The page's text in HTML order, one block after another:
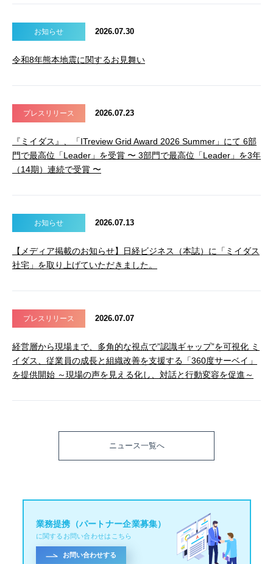
お知らせ 2026.07.30
令和8年熊本地震に関するお見舞い
プレスリリース 2026.07.23
『ミイダス』、「ITreview Grid Award 2026 Summer」にて 6部
門で最高位「Leader」を受賞 〜 3部門で最高位「Leader」を3年
（14期）連続で受賞 〜
お知らせ 2026.07.13
【メディア掲載のお知らせ】日経ビジネス（本誌）に「ミイダス
社宅」を取り上げていただきました。
プレスリリース 2026.07.07
経営層から現場まで、多角的な視点で”認識ギャップ”を可視化 ミ
イダス、従業員の成長と組織改善を支援する「360度サーベイ」
を提供開始 ～現場の声を見える化し、対話と行動変容を促進～
ニュース一覧へ
業務提携（パートナー企業募集）
に関するお問い合わせはこちら
お問い合わせする